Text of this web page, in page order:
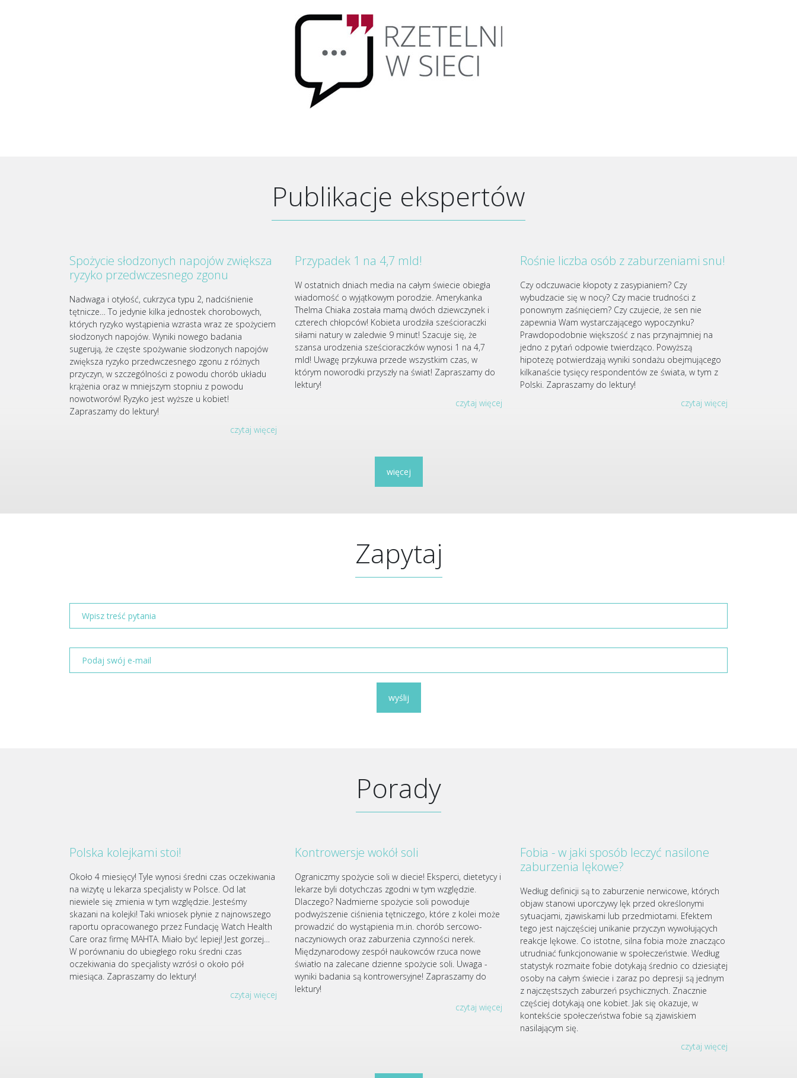
Publikacje ekspertów
Spożycie słodzonych napojów zwiększa
ryzyko przedwczesnego zgonu
Nadwaga i otyłość, cukrzyca typu 2, nadciśnienie
tętnicze… To jedynie kilka jednostek chorobowych,
których ryzyko wystąpienia wzrasta wraz ze spożyciem
słodzonych napojów. Wyniki nowego badania
sugerują, że częste spożywanie słodzonych napojów
zwiększa ryzyko przedwczesnego zgonu z różnych
przyczyn, w szczególności z powodu chorób układu
krążenia oraz w mniejszym stopniu z powodu
nowotworów! Ryzyko jest wyższe u kobiet!
Zapraszamy do lektury!
czytaj więcej
Przypadek 1 na 4,7 mld!
W ostatnich dniach media na całym świecie obiegła
wiadomość o wyjątkowym porodzie. Amerykanka
Thelma Chiaka została mamą dwóch dziewczynek i
czterech chłopców! Kobieta urodziła sześcioraczki
siłami natury w zaledwie 9 minut! Szacuje się, że
szansa urodzenia sześcioraczków wynosi 1 na 4,7
mld! Uwagę przykuwa przede wszystkim czas, w
którym noworodki przyszły na świat! Zapraszamy do
lektury!
czytaj więcej
Rośnie liczba osób z zaburzeniami snu!
Czy odczuwacie kłopoty z zasypianiem? Czy
wybudzacie się w nocy? Czy macie trudności z
ponownym zaśnięciem? Czy czujecie, że sen nie
zapewnia Wam wystarczającego wypoczynku?
Prawdopodobnie większość z nas przynajmniej na
jedno z pytań odpowie twierdząco. Powyższą
hipotezę potwierdzają wyniki sondażu obejmującego
kilkanaście tysięcy respondentów ze świata, w tym z
Polski. Zapraszamy do lektury!
czytaj więcej
więcej
Zapytaj
wyślij
Porady
Polska kolejkami stoi!
Około 4 miesięcy! Tyle wynosi średni czas oczekiwania
na wizytę u lekarza specjalisty w Polsce. Od lat
niewiele się zmienia w tym względzie. Jesteśmy
skazani na kolejki! Taki wniosek płynie z najnowszego
raportu opracowanego przez Fundację Watch Health
Care oraz firmę MAHTA. Miało być lepiej! Jest gorzej…
W porównaniu do ubiegłego roku średni czas
oczekiwania do specjalisty wzrósł o około pół
miesiąca. Zapraszamy do lektury!
czytaj więcej
Kontrowersje wokół soli
Ograniczmy spożycie soli w diecie! Eksperci, dietetycy i
lekarze byli dotychczas zgodni w tym względzie.
Dlaczego? Nadmierne spożycie soli powoduje
podwyższenie ciśnienia tętniczego, które z kolei może
prowadzić do wystąpienia m.in. chorób sercowo-
naczyniowych oraz zaburzenia czynności nerek.
Międzynarodowy zespół naukowców rzuca nowe
światło na zalecane dzienne spożycie soli. Uwaga -
wyniki badania są kontrowersyjne! Zapraszamy do
lektury!
czytaj więcej
Fobia - w jaki sposób leczyć nasilone
zaburzenia lękowe?
Według definicji są to zaburzenie nerwicowe, których
objaw stanowi uporczywy lęk przed określonymi
sytuacjami, zjawiskami lub przedmiotami. Efektem
tego jest najczęściej unikanie przyczyn wywołujących
reakcje lękowe. Co istotne, silna fobia może znacząco
utrudniać funkcjonowanie w społeczeństwie. Według
statystyk rozmaite fobie dotykają średnio co dziesiątej
osoby na całym świecie i zaraz po depresji są jednym
z najczęstszych zaburzeń psychicznych. Znacznie
częściej dotykają one kobiet. Jak się okazuje, w
kontekście społeczeństwa fobie są zjawiskiem
nasilającym się.
czytaj więcej